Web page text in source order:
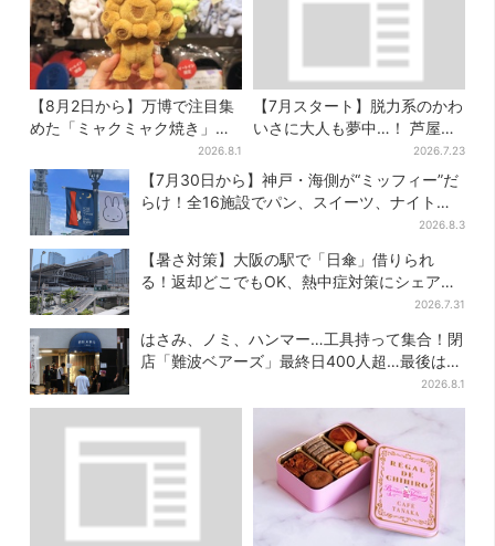
【8月2日から】万博で注目集
めた「ミャクミャク焼き」初
グッズ化！大阪・梅田だけの
新商品が登場
2026.8.1
【7月スタート】脱力系のかわ
いさに大人も夢中…！ 芦屋の
美術館で「チェコ絵本」展、
老舗文具メーカーのグッズに
も注目
2026.7.23
【7月30日から】神戸・海側が“ミッフィー”だ
らけ！全16施設でパン、スイーツ、ナイトマ
2026.8.3
【暑さ対策】大阪の駅で「日傘」借りられ
る！返却どこでもOK、熱中症対策にシェアサ
2026.7.31
はさみ、ノミ、ハンマー…工具持って集合！閉
店「難波ベアーズ」最終日400人超…最後は
2026.8.1